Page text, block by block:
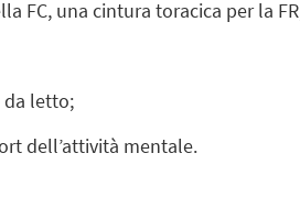
una cintura toracica per la
da letto;
dell’attività mentale.